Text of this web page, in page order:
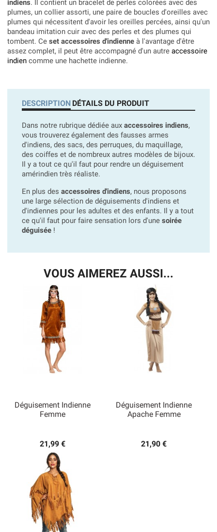
indiens. Il contient un bracelet de perles colorées avec des
plumes, un collier assorti, une paire de boucles d'oreilles avec
plumes qui nécessitent d'avoir les oreilles percées, ainsi qu'un
bandeau imitation cuir avec des perles et des plumes qui
tombent. Ce set accessoires d'indienne à l'avantage d'être
assez complet, il peut être accompagné d'un autre accessoire
indien comme une hachette indienne.
DESCRIPTION DÉTAILS DU PRODUIT
Dans notre rubrique dédiée aux accessoires indiens,
vous trouverez également des fausses armes
d'indiens, des sacs, des perruques, du maquillage,
des coiffes et de nombreux autres modèles de bijoux.
Il y a tout ce qu'il faut pour rendre un déguisement
amérindien très réaliste.
En plus des accessoires d'indiens, nous proposons
une large sélection de déguisements d'indiens et
d'indiennes pour les adultes et des enfants. Il y a tout
ce qu'il faut pour faire sensation lors d'une soirée
déguisée !
VOUS AIMEREZ AUSSI...
Déguisement Indienne
Femme
21,99 €
Déguisement Indienne
Apache Femme
21,90 €